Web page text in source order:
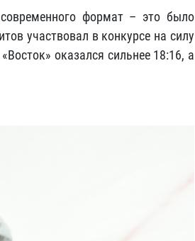
формат – это было
участвовал в конкурсе на силу
оказался сильнее 18:16, а